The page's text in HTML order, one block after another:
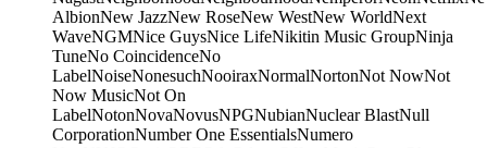
AlbionNew JazzNew RoseNew WestNew WorldNext
WaveNGMNice GuysNice LifeNikitin Music GroupNinja
TuneNo CoincidenceNo
LabelNoiseNonesuchNooiraxNormalNortonNot NowNot
Now MusicNot On
LabelNotonNovaNovusNPGNubianNuclear BlastNull
CorporationNumber One EssentialsNumero